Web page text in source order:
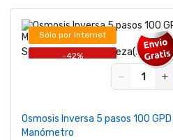
Sólo por Internet
-42%
Se vende desde 1 pieza(s)
−
+
Osmosis Inversa 5 pasos 100
Manómetro